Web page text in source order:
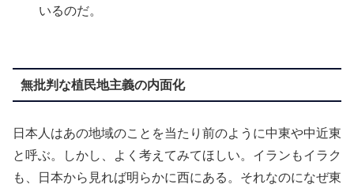
いるのだ。
無批判な植民地主義の内面化
日本人はあの地域のことを当たり前のように中東や中近東
と呼ぶ。しかし、よく考えてみてほしい。イランもイラク
も、日本から見れば明らかに西にある。それなのになぜ東